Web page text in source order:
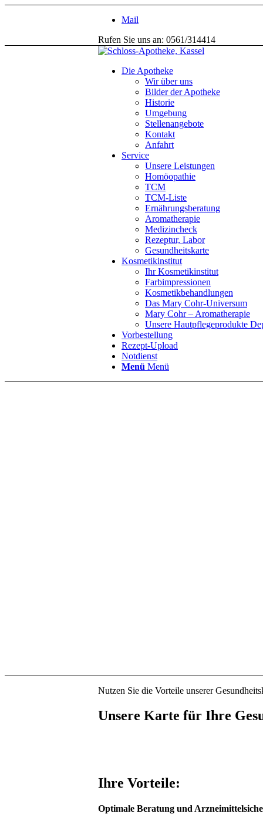
Mail
Rufen Sie uns an: 0561/314414
Die Apotheke
Wir über uns
Bilder der Apotheke
Historie
Umgebung
Stellenangebote
Kontakt
Anfahrt
Service
Unsere Leistungen
Homöopathie
TCM
TCM-Liste
Ernährungsberatung
Aromatherapie
Medizincheck
Rezeptur, Labor
Gesundheitskarte
Kosmetikinstitut
Ihr Kosmetikinstitut
Farbimpressionen
Kosmetikbehandlungen
Das Mary Cohr-Universum
Mary Cohr – Aromatherapie
Unsere Hautpflegeprodukte
Vorbestellung
Rezept-Upload
Notdienst
Menü Menü
Nutzen Sie die Vorteile unserer
Unsere Karte für Ihre
Ihre Vorteile:
Optimale Beratung und